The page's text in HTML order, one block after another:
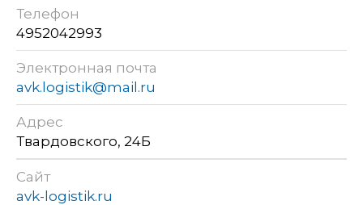
Телефон
4952042993
Электронная почта
avk.logistik@mail.ru
Адрес
Твардовского, 24Б
Сайт
avk-logistik.ru